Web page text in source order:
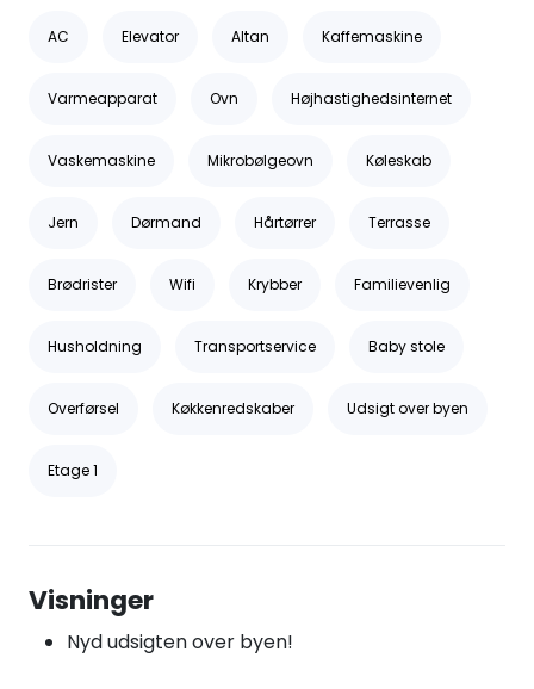
AC Elevator Altan Kaffemaskine
Varmeapparat Ovn Højhastighedsinternet
Vaskemaskine Mikrobølgeovn Køleskab
Jern Dørmand Hårtørrer Terrasse
Brødrister Wifi Krybber Familievenlig
Husholdning Transportservice Baby stole
Overførsel Køkkenredskaber Udsigt over byen
Etage 1
Visninger
Nyd udsigten over byen!